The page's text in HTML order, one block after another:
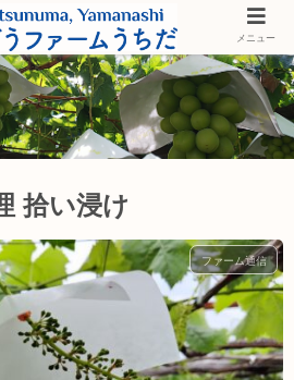
拾い浸け
ファーム通信
メニュー